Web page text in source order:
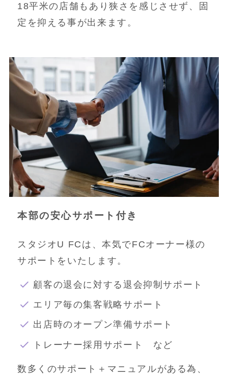
18平米の店舗もあり狭さを感じさせず、固
定を抑える事が出来ます。
本部の安心サポート付き
スタジオU FCは、本気でFCオーナー様の
サポートをいたします。
顧客の退会に対する退会抑制サポート
エリア毎の集客戦略サポート
出店時のオープン準備サポート
トレーナー採用サポート など
数多くのサポート＋マニュアルがある為、